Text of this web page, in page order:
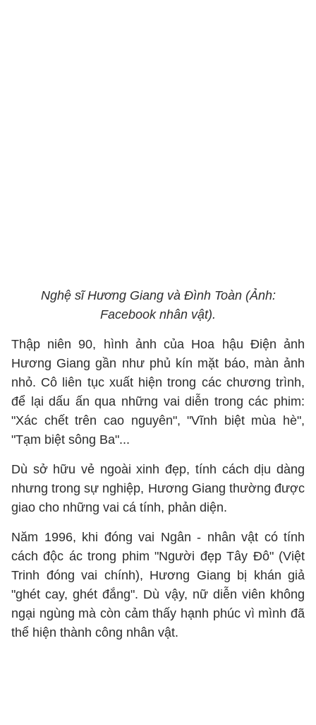
Nghệ sĩ Hương Giang và Đình Toàn (Ảnh:
Facebook nhân vật).
Thập niên 90, hình ảnh của Hoa hậu Điện ảnh
Hương Giang gần như phủ kín mặt báo, màn ảnh
nhỏ. Cô liên tục xuất hiện trong các chương trình,
để lại dấu ấn qua những vai diễn trong các phim:
"Xác chết trên cao nguyên", "Vĩnh biệt mùa hè",
"Tạm biệt sông Ba"...
Dù sở hữu vẻ ngoài xinh đẹp, tính cách dịu dàng
nhưng trong sự nghiệp, Hương Giang thường được
giao cho những vai cá tính, phản diện.
Năm 1996, khi đóng vai Ngân - nhân vật có tính
cách độc ác trong phim "Người đẹp Tây Đô" (Việt
Trinh đóng vai chính), Hương Giang bị khán giả
"ghét cay, ghét đắng". Dù vậy, nữ diễn viên không
ngại ngùng mà còn cảm thấy hạnh phúc vì mình đã
thể hiện thành công nhân vật.